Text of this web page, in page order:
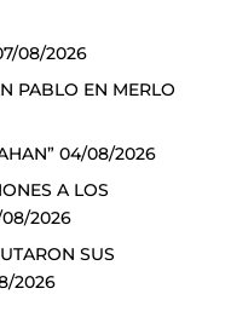
08/2026
PABLO EN MERLO
04/08/2026
A LOS
2026
SUS
2026